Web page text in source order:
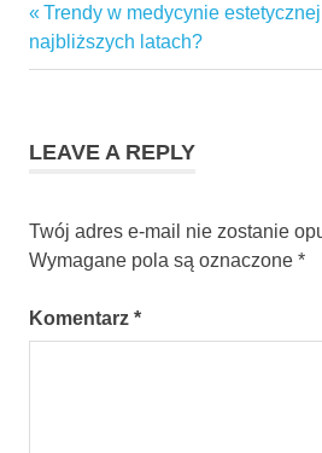
Nawigacja
wpisu
Previous
Post:
Trendy w medycynie
najbliższych latach?
LEAVE A REPLY
Twój adres e-mail nie zostanie
Wymagane pola są oznaczone *
Komentarz *